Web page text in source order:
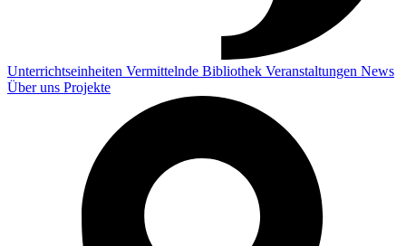
Unterrichtseinheiten Vermittelnde Bibliothek Veranstaltungen News
Über uns Projekte